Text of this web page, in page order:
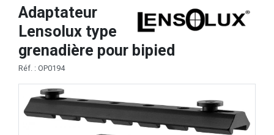
Adaptateur
Lensolux type
grenadière pour bipied
Réf. : OP0194